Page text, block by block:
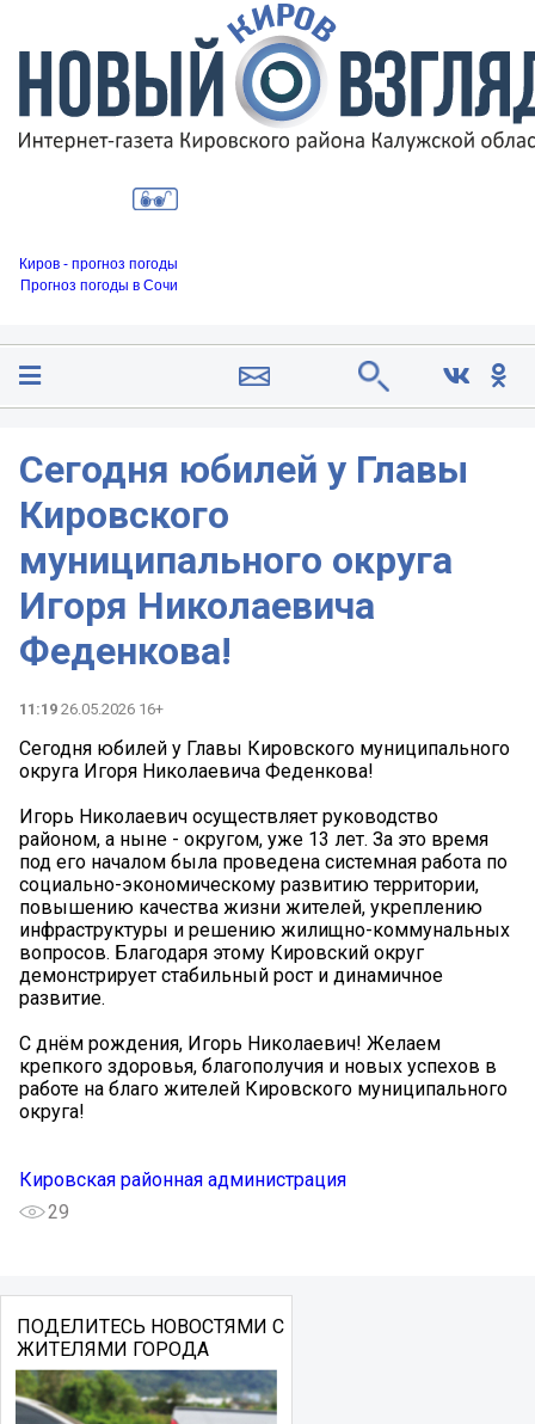
Киров - прогноз погоды
Прогноз погоды в Сочи
Сегодня юбилей у Главы
Кировского
муниципального округа
Игоря Николаевича
Феденкова!
11:19 26.05.2026 16+
Сегодня юбилей у Главы Кировского муниципального
округа Игоря Николаевича Феденкова!
Игорь Николаевич осуществляет руководство
районом, а ныне - округом, уже 13 лет. За это время
под его началом была проведена системная работа по
социально-экономическому развитию территории,
повышению качества жизни жителей, укреплению
инфраструктуры и решению жилищно-коммунальных
вопросов. Благодаря этому Кировский округ
демонстрирует стабильный рост и динамичное
развитие.
С днём рождения, Игорь Николаевич! Желаем
крепкого здоровья, благополучия и новых успехов в
работе на благо жителей Кировского муниципального
округа!
Кировская районная администрация
29
ПОДЕЛИТЕСЬ НОВОСТЯМИ С
ЖИТЕЛЯМИ ГОРОДА